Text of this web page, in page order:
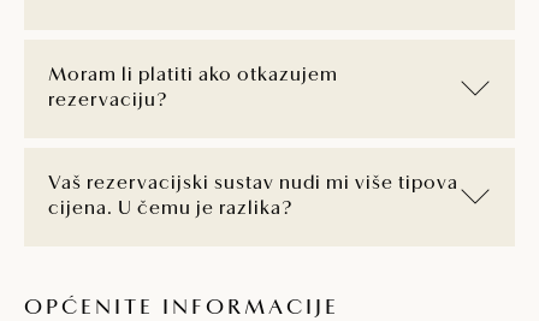
Moram li platiti ako otkazujem
rezervaciju?
Vaš rezervacijski sustav nudi mi više tipova
cijena. U čemu je razlika?
OPĆENITE INFORMACIJE